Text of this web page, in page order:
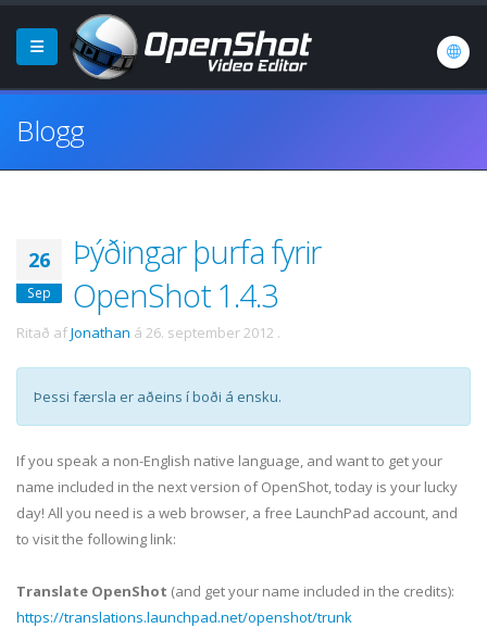
Blogg
26
Sep
Þýðingar þurfa fyrir
OpenShot 1.4.3
Ritað afJonathan á 26. september 2012 .
Þessi færsla er aðeins í boði á ensku.
If you speak a non-English native language, and want to get your
name included in the next version of OpenShot, today is your lucky
day! All you need is a web browser, a free LaunchPad account, and
to visit the following link:
Translate OpenShot (and get your name included in the credits):
https://translations.launchpad.net/openshot/trunk